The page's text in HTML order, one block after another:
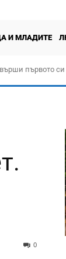
И МЛАДИТЕ
първото
0